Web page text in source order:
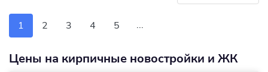
1 2 3 4 5 ...
Цены на кирпичные новостройки и ЖК